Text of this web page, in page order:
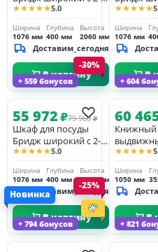
мя стеклянными
глухими дверями
браун/белый лак
★★★★★5.0
Ширина
1076 мм
Глубина
400 мм
Высота
2060 мм
Доставим_сегодня
В корзину
мя
ящиками
★★★★★
Ширина
1076 мм
В
+ 559 бонусов
-30%
55 972₽79 960 ₽
Шкаф для посуды
Бридж широкий с 2-
мя стеклянными
ящиками браун/
белый лак
★★★★★5.0
Ширина
1076 мм
Глубина
400 мм
Высота
2060 мм
Доставим_сегодня
В корзину
+ 604
60
Книжный
ящиками
★★★★★
Ширина
1050 мм
В
+ 794 бонусов
Новинка
-25%
+ 821